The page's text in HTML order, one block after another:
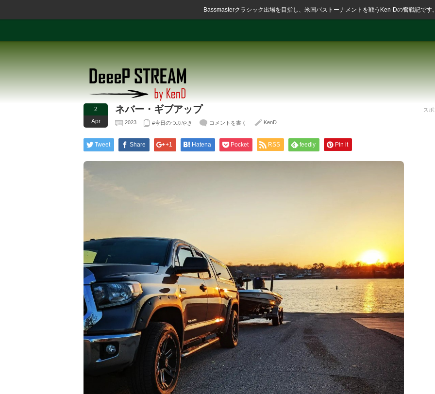
Bassmasterクラシック出場を目指し、米国バストーナメントを戦うKen-Dの奮戦記です
2
Apr
ネバー・ギブアップ
2023 #今日のつぶやき コメントを書く KenD
Tweet Share +1 Hatena Pocket RSS feedly Pin it
ス